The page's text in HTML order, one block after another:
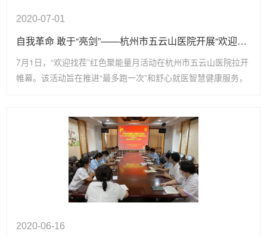
2020-07-01
自我革命 敢于“亮剑”——杭州市五云山医院开展“欢迎找茬”凝聚红色正能量
7月1日，“欢迎找茬”红色聚能量月活动在杭州市五云山医院拉开
帷幕。该活动旨在推进“最多跑一次”和舒心就医智慧健康服务，
神，敢于“亮剑”， 在革故鼎新、守正出新中实现自身跨越。
2020-06-16